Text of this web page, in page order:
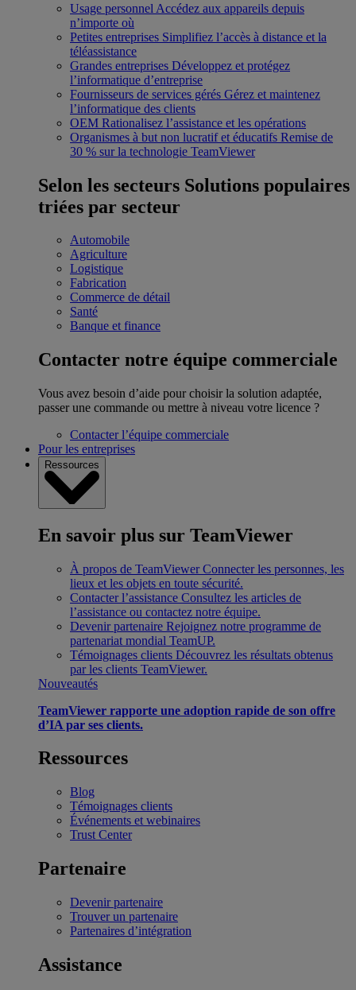
Usage personnel Accédez aux appareils depuis
n’importe où
Petites entreprises Simplifiez l’accès à distance et la
téléassistance
Grandes entreprises Développez et protégez
l’informatique d’entreprise
Fournisseurs de services gérés Gérez et maintenez
l’informatique des clients
OEM Rationalisez l’assistance et les opérations
Organismes à but non lucratif et éducatifs Remise de
30 % sur la technologie TeamViewer
Selon les secteurs Solutions populaires
triées par secteur
Automobile
Agriculture
Logistique
Fabrication
Commerce de détail
Santé
Banque et finance
Contacter notre équipe commerciale
Vous avez besoin d’aide pour choisir la solution adaptée,
passer une commande ou mettre à niveau votre licence ?
Contacter l’équipe commerciale
Pour les entreprises
Ressources
En savoir plus sur TeamViewer
À propos de TeamViewer Connecter les personnes, les
lieux et les objets en toute sécurité.
Contacter l’assistance Consultez les articles de
l’assistance ou contactez notre équipe.
Devenir partenaire Rejoignez notre programme de
partenariat mondial TeamUP.
Témoignages clients Découvrez les résultats obtenus
par les clients TeamViewer.
Nouveautés
TeamViewer rapporte une adoption rapide de son offre
d’IA par ses clients.
Ressources
Blog
Témoignages clients
Événements et webinaires
Trust Center
Partenaire
Devenir partenaire
Trouver un partenaire
Partenaires d’intégration
Assistance